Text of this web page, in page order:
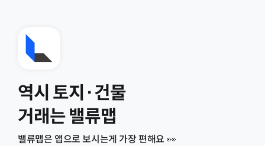
역시 토지·건물
거래는 밸류맵
밸류맵은 앱으로 보시는게 가장 편해요 👀